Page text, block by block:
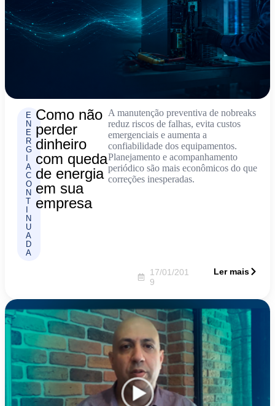
E
N
E
R
G
A
C
O
N
T
N
U
A
D
A
Como não
perder
dinheiro
com queda
de energia
em sua
empresa
A manutenção preventiva de nobreaks
reduz riscos de falhas, evita custos
emergenciais e aumenta a
confiabilidade dos equipamentos.
Planejamento e acompanhamento
periódico são mais econômicos do que
correções inesperadas.
17/01/201
9
Ler mais